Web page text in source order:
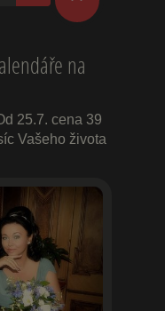
na
25.7. cena 39
Vašeho života